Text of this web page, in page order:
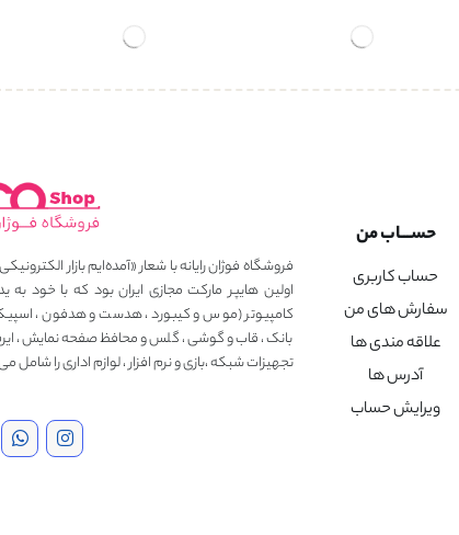
حســـاب من
حساب کاربری
سفارش های من
علاقه مندی ها
آدرس ها
ویرایش حساب
فروشگاه فوژان رایانه با شعار «آمده‌ایم بازار
اولین هایپر مارکت مجازی ایران بود که با خود
کامپیوتر (موس و کیبورد ، هدست و هدفون ، اسپیکر
بانک ، قاب و گوشی ، گلس و محافظ صفحه نمایش ،
تجهیزات شبکه ،بازی و نرم افزار ، لوازم اداری را شامل